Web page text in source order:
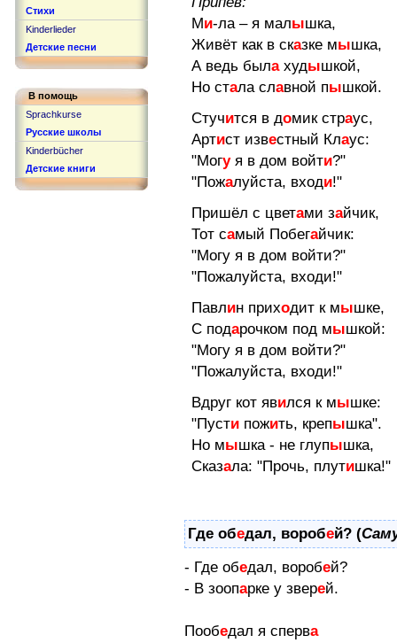
Ми-ла – я малышка,
Живёт как в сказке мышка,
А ведь былахудышкой,
Но стала славной пышкой.
Стучится в домик страус,
Артист известный Клаус:
"Могуя в дом войти?"
"Пожалуйста, входи!"
Пришёл с цветами зайчик,
Тот самый Побегайчик:
"Могу я в дом войти?"
"Пожалуйста, входи!"
Павлин приходит к мышке,
С подарочком под мышкой:
"Могу я в дом войти?"
"Пожалуйста, входи!"
Вдруг кот явился к мышке:
"Пусти пожить, крепышка".
Но мышка - не глупышка,
Сказала: "Прочь, плутишка!"
Где обедал, воробей? (
- Где обедал, воробей?
- В зоопарке у зверей.
Пообедал я сперва
Стихи
Kinderlieder
Детские песни
В помощь
Sprachkurse
Русские школы
Kinderbücher
Детские книги